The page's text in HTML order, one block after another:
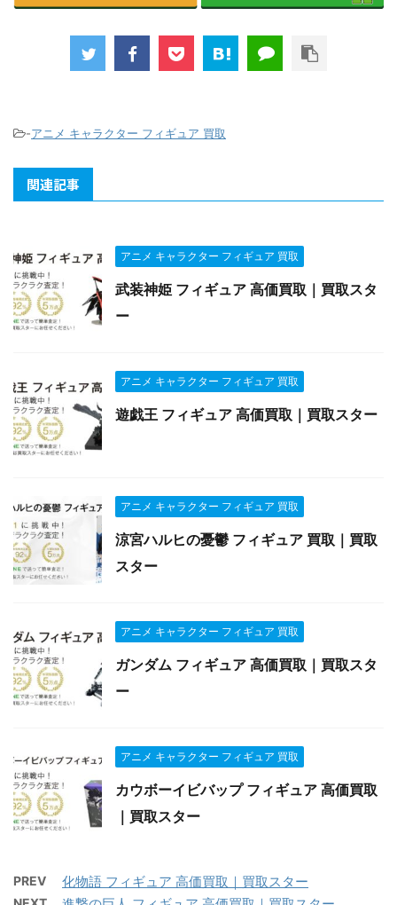
-アニメ キャラクター フィギュア 買取
関連記事
アニメ キャラクター フィギュア 買取
武装神姫 フィギュア 高価買取｜買取スタ
ー
アニメ キャラクター フィギュア 買取
遊戯王 フィギュア 高価買取｜買取スター
アニメ キャラクター フィギュア 買取
涼宮ハルヒの憂鬱 フィギュア 買取｜買取
スター
アニメ キャラクター フィギュア 買取
ガンダム フィギュア 高価買取｜買取スタ
ー
アニメ キャラクター フィギュア 買取
カウボーイビバップ フィギュア 高価買取
｜買取スター
PREV 化物語 フィギュア 高価買取｜買取スター